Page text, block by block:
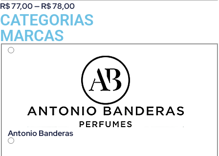
R$77,00—R$78,00
CATEGORIAS
MARCAS
Antonio Banderas